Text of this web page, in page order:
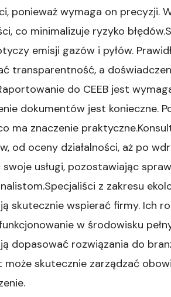
ponieważ wymaga on precyzji.
co minimalizuje ryzyko
emisji gazów i pyłów.
transparentność, a
do CEEB jest
dokumentów jest konieczne.
ma znaczenie
od oceny działalności, aż po
usługi, pozostawiając
z zakresu
skutecznie wspierać firmy. Ich
w środowisku
dopasować rozwiązania do
skutecznie zarządzać